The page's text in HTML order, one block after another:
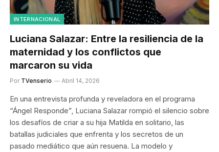
INTERNACIONAL
Luciana Salazar: Entre la resiliencia de la
maternidad y los conflictos que
marcaron su vida
Por TVenserio Abril 14, 2026
En una entrevista profunda y reveladora en el programa
“Ángel Responde”, Luciana Salazar rompió el silencio sobre
los desafíos de criar a su hija Matilda en solitario, las
batallas judiciales que enfrenta y los secretos de un
pasado mediático que aún resuena. La modelo y